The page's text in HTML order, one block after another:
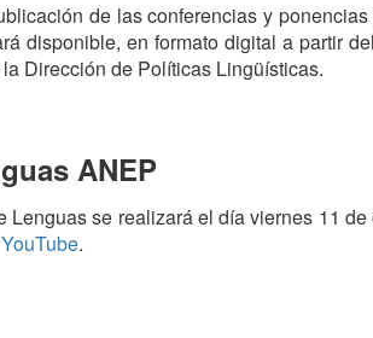
de las conferencias y
disponible, en formato digital a partir
Dirección de Políticas Lingüísticas.
ANEP
Lenguas se realizará el día viernes 11
YouTube.